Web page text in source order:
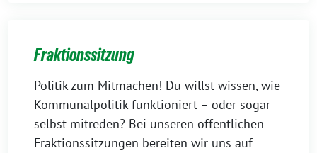
Fraktionssitzung
Politik zum Mitmachen! Du willst wissen, wie
Kommunalpolitik funktioniert – oder sogar
selbst mitreden? Bei unseren öffentlichen
Fraktionssitzungen bereiten wir uns auf